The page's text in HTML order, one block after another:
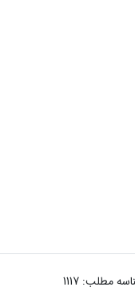
مطلب: 1117